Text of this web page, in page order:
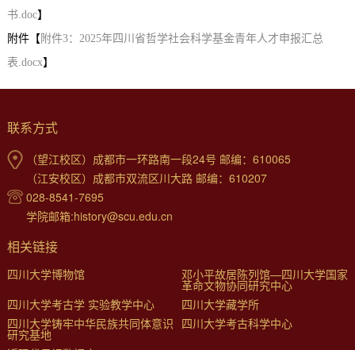
书.doc】
附件【 附件3：2025年四川省哲学社会科学基金青年人才申报汇总
表.docx】
联系方式
（望江校区）成都市一环路南一段24号 邮编：610065
（江安校区）成都市双流区川大路 邮编：610207
028-8541-7695
学院邮箱:history@scu.edu.cn
相关链接
四川大学博物馆 邓小平故居陈列馆—四川大学国家
革命文物协同研究中心
四川大学考古学 实验教学中心
四川大学藏学所
四川大学铸牢中华民族共同体意识
研究基地
四川大学考古科学中心